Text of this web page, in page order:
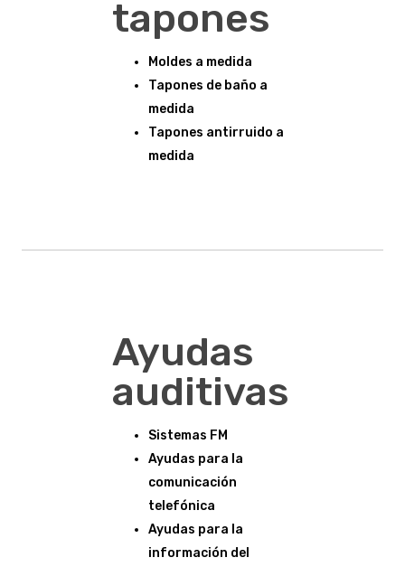
tapones
Moldes a medida
Tapones de baño a
medida
Tapones antirruido a
medida
Ayudas
auditivas
Sistemas FM
Ayudas para la
comunicación
telefónica
Ayudas para la
información del